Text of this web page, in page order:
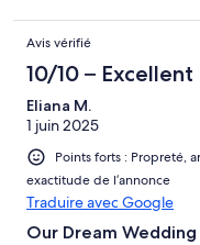
Avis vérifié
10/10 – Excellent
Eliana M.
1 juin 2025
Points forts : Propreté,
exactitude de l’annonce
Traduire avec Google
Our Dream Wedding